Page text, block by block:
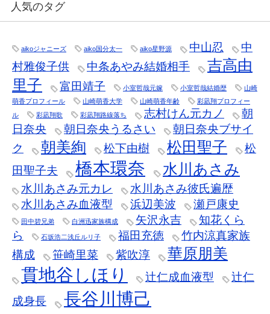
人気のタグ
aikoジャニーズ aiko国分太一 aiko星野源 中山忍
中
村雅俊子供
中条あやみ結婚相手
吉高由
里子
富田靖子 小室哲哉元嫁 小室哲哉結婚歴
山崎
萌香プロフィール
山崎萌香大学 山崎萌香年齢
彩凪翔プロフィー
ル
彩凪翔歌 彩凪翔路線落ち 志村けん元カノ
朝
日奈央
朝日奈央うるさい
朝日奈央ブサイ
ク
朝美絢 松下由樹 松田聖子
松
田聖子夫
橋本環奈 水川あさみ
水川あさみ元カレ
水川あさみ彼氏遍歴
水川あさみ血液型
浜辺美波 瀬戸康史
田中碧兄弟 白洲迅家族構成 矢沢永吉
知花くら
ら
石坂浩二浅丘ルリ子 福田充徳
竹内涼真家族
構成
笹崎里菜 紫吹淳 華原朋美
貫地谷しほり 辻仁成血液型
辻仁
成身長
長谷川博己